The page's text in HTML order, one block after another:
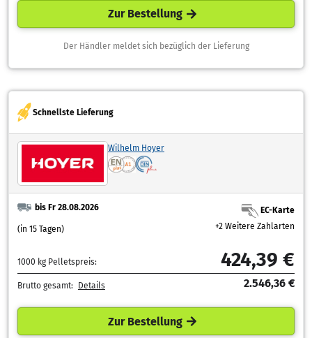
Zur Bestellung
Der Händler meldet sich bezüglich der Lieferung
Schnellste Lieferung
Wilhelm Hoyer
bis Fr 28.08.2026
(in 15 Tagen)
EC-Karte
+2 Weitere Zahlarten
1000 kg Pelletspreis: 424,39 €
Brutto gesamt: Details 2.546,36 €
Zur Bestellung